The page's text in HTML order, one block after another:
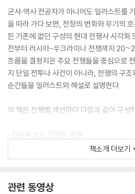
군사·역사 전공자가 아니어도 일러스트를
을 따라 가다 보면, 전장의 변화와 무기의
든 기존에 없던 구성의 현대 전쟁사 시각화
전부터 러시아-우크라이나 전쟁까지
흐름을 결정지은 주요 전쟁들을 중심으로
지 단일 전투나 사건이 아니라, 전쟁의 구
순간들을 일러스트와 해설로 설명한다.
이 책은 전쟁별 색션마다 다음과 같이 구성
· 한눈에 보는 전쟁의 흐름
· 비주얼을 중심으로 한 전쟁 스토리텔링
· 한눈에 압축한 전쟁 아트워크
책소개 더보기
관련 동영상